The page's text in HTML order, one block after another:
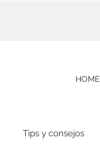
HOME
Tips y consejos